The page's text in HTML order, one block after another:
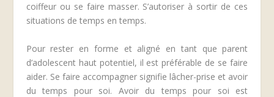
coiffeur ou se faire masser. S’autoriser à sortir de ces
situations de temps en temps.
Pour rester en forme et aligné en tant que parent
d’adolescent haut potentiel, il est préférable de se faire
aider. Se faire accompagner signifie lâcher-prise et avoir
du temps pour soi. Avoir du temps pour soi est